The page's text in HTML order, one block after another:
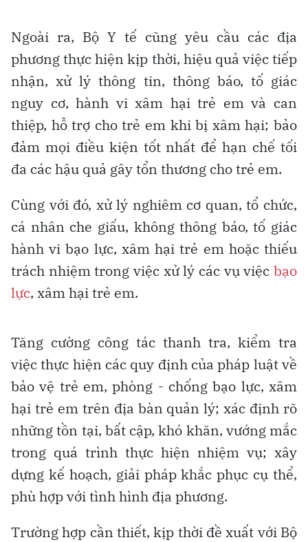
Ngoài ra, Bộ Y tế cũng yêu cầu các địa
phương thực hiện kịp thời, hiệu quả việc tiếp
nhận, xử lý thông tin, thông báo, tố giác
nguy cơ, hành vi xâm hại trẻ em và can
thiệp, hỗ trợ cho trẻ em khi bị xâm hại; bảo
đảm mọi điều kiện tốt nhất để hạn chế tối
đa các hậu quả gây tổn thương cho trẻ em.
Cùng với đó, xử lý nghiêm cơ quan, tổ chức,
cá nhân che giấu, không thông báo, tố giác
hành vi bạo lực, xâm hại trẻ em hoặc thiếu
trách nhiệm trong việc xử lý các vụ việc bạo
lực, xâm hại trẻ em.
Tăng cường công tác thanh tra, kiểm tra
việc thực hiện các quy định của pháp luật về
bảo vệ trẻ em, phòng - chống bạo lực, xâm
hại trẻ em trên địa bàn quản lý; xác định rõ
những tồn tại, bất cập, khó khăn, vướng mắc
trong quá trình thực hiện nhiệm vụ; xây
dựng kế hoạch, giải pháp khắc phục cụ thể,
phù hợp với tình hình địa phương.
Trường hợp cần thiết, kịp thời đề xuất với Bộ